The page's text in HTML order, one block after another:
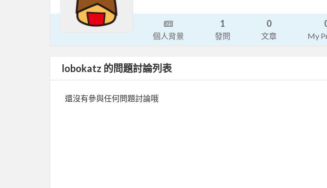
個人背景
1
發問
0
文章 My
lobokatz 的問題討論列表
還沒有參與任何問題討論哦